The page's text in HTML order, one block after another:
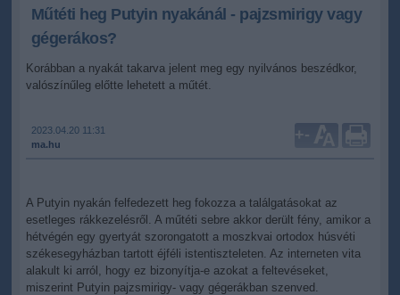
Műtéti heg Putyin nyakánál - pajzsmirigy vagy
gégerákos?
Korábban a nyakát takarva jelent meg egy nyilvános beszédkor,
valószínűleg előtte lehetett a műtét.
2023.04.20 11:31
ma.hu
+-
A Putyin nyakán felfedezett heg fokozza a találgatásokat az
esetleges rákkezelésről. A műtéti sebre akkor derült fény, amikor a
hétvégén egy gyertyát szorongatott a moszkvai ortodox húsvéti
székesegyházban tartott éjféli istentiszteleten. Az interneten vita
alakult ki arról, hogy ez bizonyítja-e azokat a feltevéseket,
miszerint Putyin pajzsmirigy- vagy gégerákban szenved.